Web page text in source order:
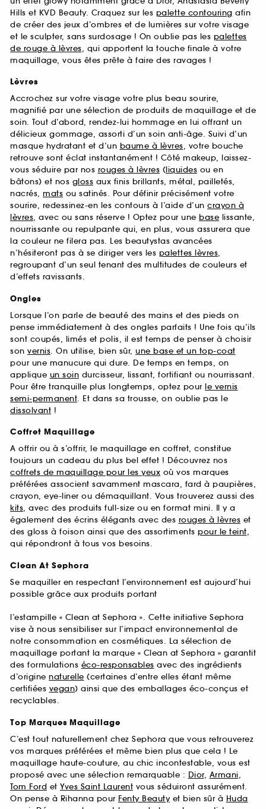
Hills et KVD Beauty. Craquez sur les palette contouring afin
de créer des jeux d’ombres et de lumières sur votre visage
et le sculpter, sans surdosage ! On oublie pas les palettes
de rouge à lèvres, qui apportent la touche finale à votre
maquillage, vous êtes prête à faire des ravages !
Lèvres
Accrochez sur votre visage votre plus beau sourire,
magnifié par une sélection de produits de maquillage et de
soin. Tout d’abord, rendez-lui hommage en lui offrant un
délicieux gommage, assorti d’un soin anti-âge. Suivi d’un
masque hydratant et d’un baume à lèvres, votre bouche
retrouve sont éclat instantanément ! Côté makeup, laissez-
vous séduire par nos rouges à lèvres (liquides ou en
bâtons) et nos gloss aux finis brillants, métal, pailletés,
nacrés, mats ou satinés. Pour définir précisément votre
sourire, redessinez-en les contours à l’aide d’un crayon à
lèvres, avec ou sans réserve ! Optez pour une base lissante,
nourrissante ou repulpante qui, en plus, vous assurera que
la couleur ne filera pas. Les beautystas avancées
n’hésiteront pas à se diriger vers les palettes lèvres,
regroupant d’un seul tenant des multitudes de couleurs et
d’effets ravissants.
Ongles
Lorsque l’on parle de beauté des mains et des pieds on
pense immédiatement à des ongles parfaits ! Une fois qu’ils
sont coupés, limés et polis, il est temps de penser à choisir
son vernis. On utilise, bien sûr, une base et un top-coat
pour une manucure qui dure. De temps en temps, on
applique un soin durcisseur, lissant, fortifiant ou nourrissant.
Pour être tranquille plus longtemps, optez pour le vernis
semi-permanent. Et dans sa trousse, on oublie pas le
dissolvant !
Coffret Maquillage
A offrir ou à s’offrir, le maquillage en coffret, constitue
toujours un cadeau du plus bel effet ! Découvrez nos
coffrets de maquillage pour les yeux où vos marques
préférées associent savamment mascara, fard à paupières,
crayon, eye-liner ou démaquillant. Vous trouverez aussi des
kits, avec des produits full-size ou en format mini. Il y a
également des écrins élégants avec des rouges à lèvres et
des gloss à foison ainsi que des assortiments pour le teint,
qui répondront à tous vos besoins.
Clean At Sephora
Se maquiller en respectant l’environnement est aujourd’hui
possible grâce aux produits portant
l’estampille « Clean at Sephora ». Cette initiative Sephora
vise à nous sensibiliser sur l’impact environnemental de
notre consommation en cosmétiques. La sélection de
maquillage portant la marque « Clean at Sephora » garantit
des formulations éco-responsables avec des ingrédients
d’origine naturelle (certaines d’entre elles étant même
certifiées vegan) ainsi que des emballages éco-conçus et
recyclables.
Top Marques Maquillage
C’est tout naturellement chez Sephora que vous retrouverez
vos marques préférées et même bien plus que cela ! Le
maquillage haute-couture, au chic incontestable, vous est
proposé avec une sélection remarquable : Dior, Armani,
Tom Ford et Yves Saint Laurent vous séduiront assurément.
On pense à Rihanna pour Fenty Beautyet bien sûr à Huda